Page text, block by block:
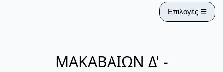
Επιλογές ☰
ΜΑΚΑΒΑΙΩΝ Δ' -